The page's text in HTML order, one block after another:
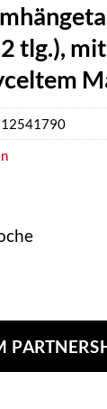
tlg.),